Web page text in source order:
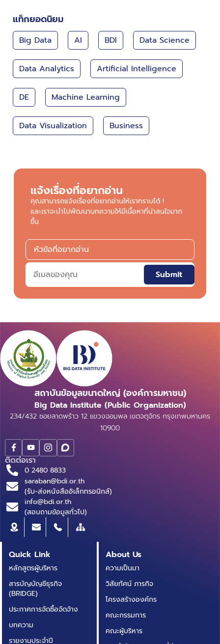
แท็กยอดนิยม
Big Data AI BDI Data Science
Data Analytics Artificial Intelligence
DE Machine Learning
Data Visualization Business
แจ้งเรื่องที่อยากอ่าน
คุณสามารถแจ้งเรื่องที่อยากอ่านให้เราทราบได้ !
และเราจะนำไปพัฒนาบทความให้มีเนื้อหาที่น่าสนใจมาก
ขึ้น
Submit
สถาบันข้อมูลขนาดใหญ่ (องค์การมหาชน)
Big Data Institute (Public Organization)
234/432 ซอยลาดพร้าว 12 แขวงจอมพล เขตจตุจักร กรุงเทพมหานคร
10900
ติดต่อเรา
0 2480 8833
saraban@bdi.or.th
(รับ-ส่งหนังสืออิเล็กทรอนิกส์)
info@bdi.or.th
(สอบถามข้อมูลทั่วไป)
Quick Link
หลักสูตรผู้บริหาร
สารบัญบัญชีธุรกิจ
(BRIDGE)
ประกาศการจัดซื้อจัดจ้าง
บทความ
รายงานประจำปี
About Us
ความเป็นมา
วิสัยทัศน์ ภารกิจ
โครงสร้างองค์กร
คณะกรรมการ
คณะผู้บริหาร